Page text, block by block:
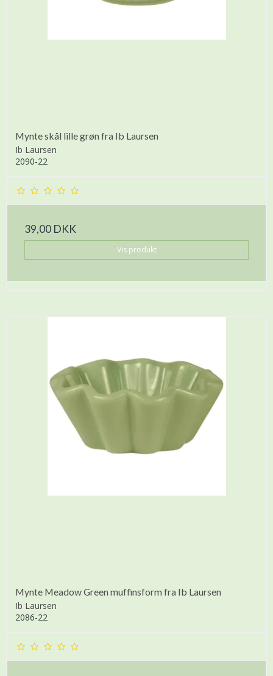
Mynte skål lille grøn fra Ib Laursen
Ib Laursen
2090-22
39,00 DKK
Vis produkt
Mynte Meadow Green muffinsform fra Ib Laursen
Ib Laursen
2086-22